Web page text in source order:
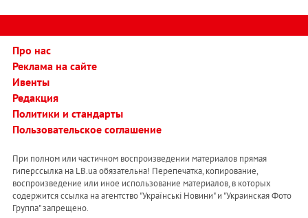
Про нас
Реклама на сайте
Ивенты
Редакция
Политики и стандарты
Пользовательское соглашение
При полном или частичном воспроизведении материалов прямая
гиперссылка на LB.ua обязательна! Перепечатка, копирование,
воспроизведение или иное использование материалов, в которых
содержится ссылка на агентство "Українськi Новини" и "Украинская Фото
Группа" запрещено.